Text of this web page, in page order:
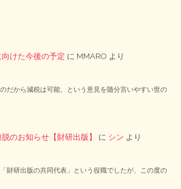
けた今後の予定 に MMARO より
だから減税は可能、という意見を随分言いやすい世の
のお知らせ【財研出版】 に シン より
財研出版の共同代表」という役職でしたが、この度の